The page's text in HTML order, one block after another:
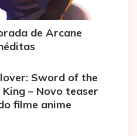
de Arcane
Sword of the
– Novo teaser
filme anime